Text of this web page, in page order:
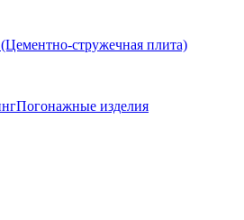
стружечная плита)
Погонажные изделия